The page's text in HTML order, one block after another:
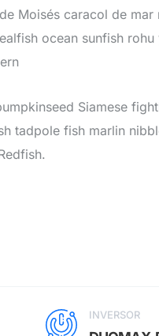
Moisés caracol de
ocean sunfish
Siamese
tadpole fish marlin
INVERSOR